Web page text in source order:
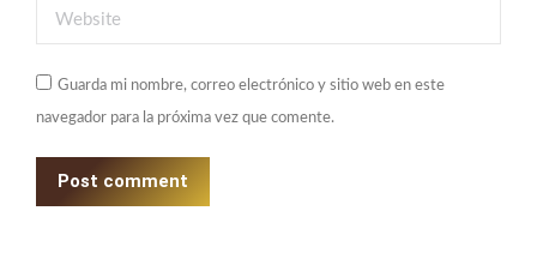
Website
Guarda mi nombre, correo electrónico y sitio web en este
navegador para la próxima vez que comente.
Post comment